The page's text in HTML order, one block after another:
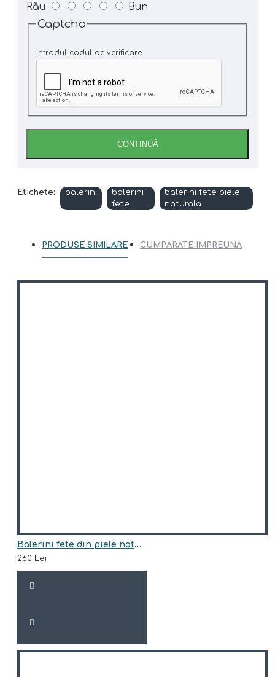
Rău Bun
Captcha
Introdul codul de verificare
CONTINUĂ
Etichete: balerini
balerini
fete
balerini fete piele
naturala
PRODUSE SIMILARE CUMPARATE IMPREUNA
Balerini fete din piele naturala model CINDERELLA
260 Lei